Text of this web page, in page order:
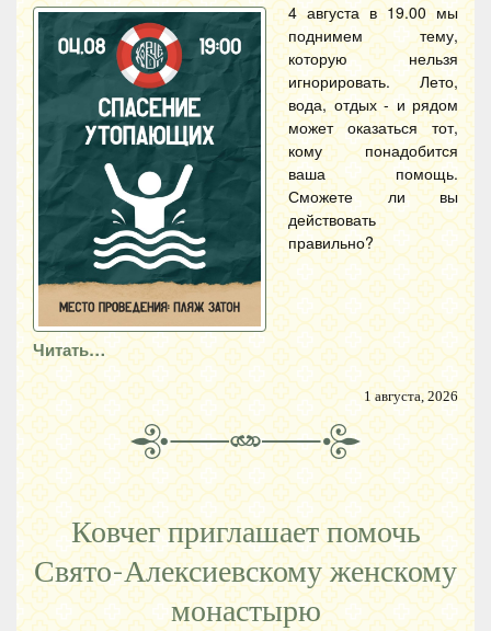
4 августа в 19.00 мы
поднимем тему,
которую нельзя
игнорировать. Лето,
вода, отдых - и рядом
может оказаться тот,
кому понадобится
ваша помощь.
Сможете ли вы
действовать
правильно?
Читать…
1 августа, 2026
Ковчег приглашает помочь
Свято-Алексиевскому женскому
монастырю